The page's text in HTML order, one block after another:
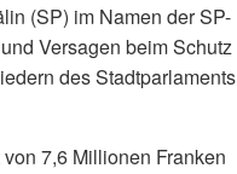
(SP) im Namen der SP-
Versagen beim Schutz
des Stadtparlaments
7,6 Millionen Franken